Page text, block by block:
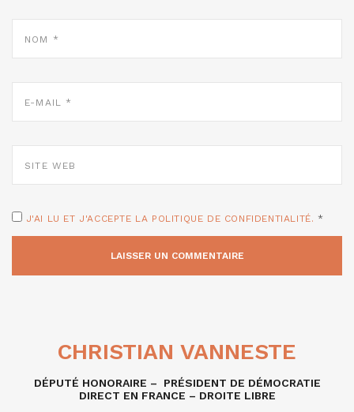
NOM
E-
MAIL
SITE
WEB
J'AI LU ET J'ACCEPTE LA POLITIQUE DE CONFIDENTIALITÉ. *
CHRISTIAN VANNESTE
DÉPUTÉ HONORAIRE – PRÉSIDENT DE DÉMOCRATIE
DIRECT EN FRANCE – DROITE LIBRE